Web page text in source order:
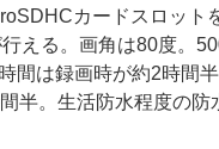
カードスロット
える。画角は80度。
間は録画時が約2時間
半。生活防水程度の防